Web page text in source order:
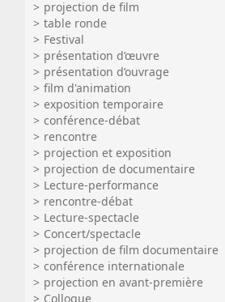
projection de film
table ronde
Festival
présentation d’œuvre
présentation d’ouvrage
film d'animation
exposition temporaire
conférence-débat
rencontre
projection et exposition
projection de documentaire
Lecture-performance
rencontre-débat
Lecture-spectacle
Concert/spectacle
projection de film documentaire
conférence internationale
projection en avant-première
Colloque